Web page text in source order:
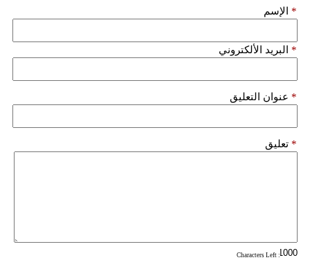
الإسم *
البريد الألكتروني *
عنوان التعليق *
تعليق *
: Characters Left